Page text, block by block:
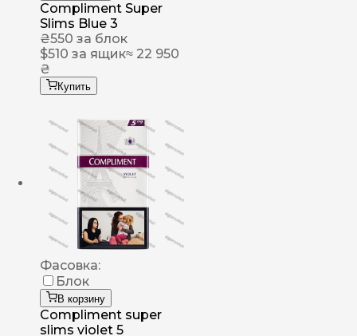
Compliment Super
Slims Blue 3
₴550 за блок
$510 за ящик≈ 22 950
₴
Купить
Фасовка:
Блок
В корзину
Compliment super
slims violet 5